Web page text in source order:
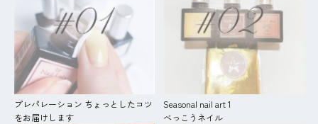
プレパレーション ちょっとしたコツ
をお届けします
Seasonal nail art 1
べっこうネイル